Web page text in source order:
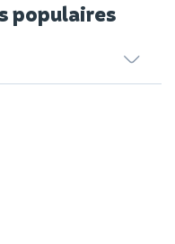
populaires